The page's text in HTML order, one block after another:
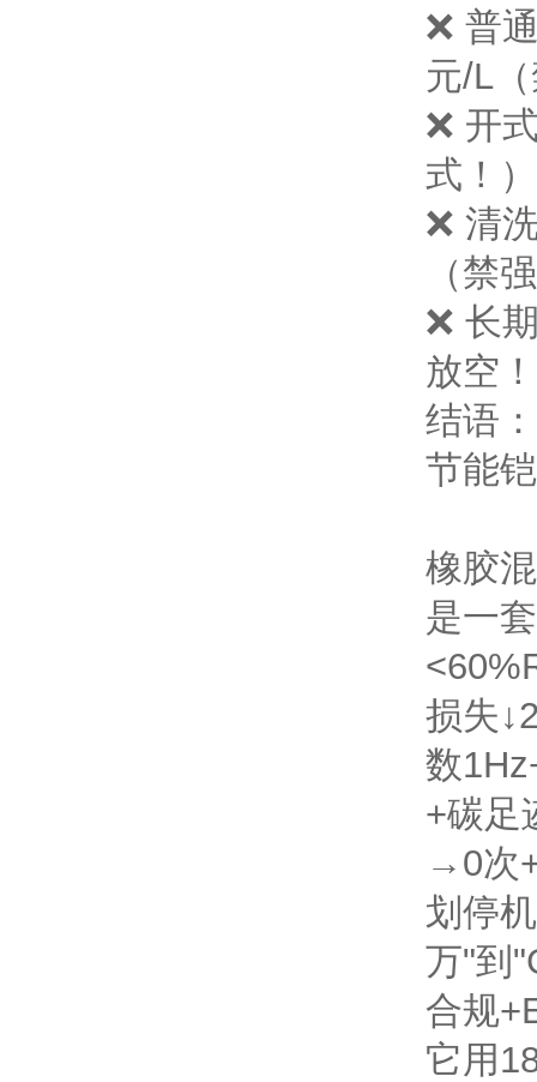
❌ 普
元/L
❌ 开
式！）
❌ 清
（禁
❌ 长
放空
结语
节能
橡胶
是一
损失
数
+碳足
→0次
划停
万"到
合规
它用